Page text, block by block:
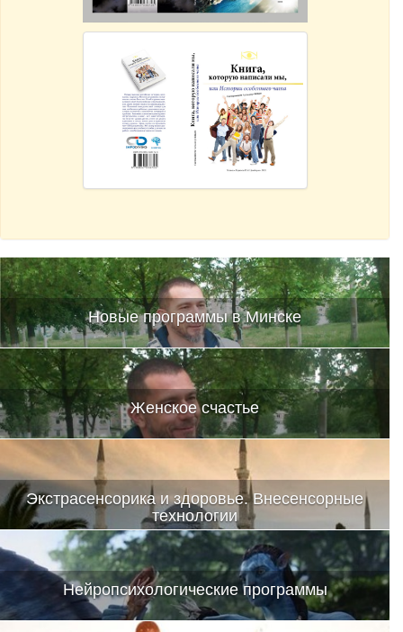
Новые программы в Минске
Женское счастье
Экстрасенсорика и здоровье. Внесенсорные
технологии
Нейропсихологические программы